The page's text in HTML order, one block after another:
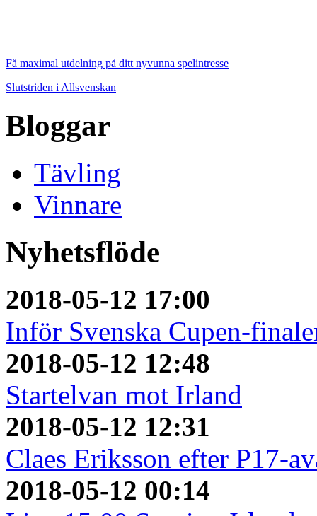
Få maximal utdelning på ditt nyvunna spelintresse
Slutstriden i Allsvenskan
Bloggar
Tävling
Vinnare
Nyhetsflöde
2018-05-12 17:00
Inför Svenska Cupen-
2018-05-12 12:48
Startelvan mot Irland
2018-05-12 12:31
Claes Eriksson efter P17-
2018-05-12 00:14